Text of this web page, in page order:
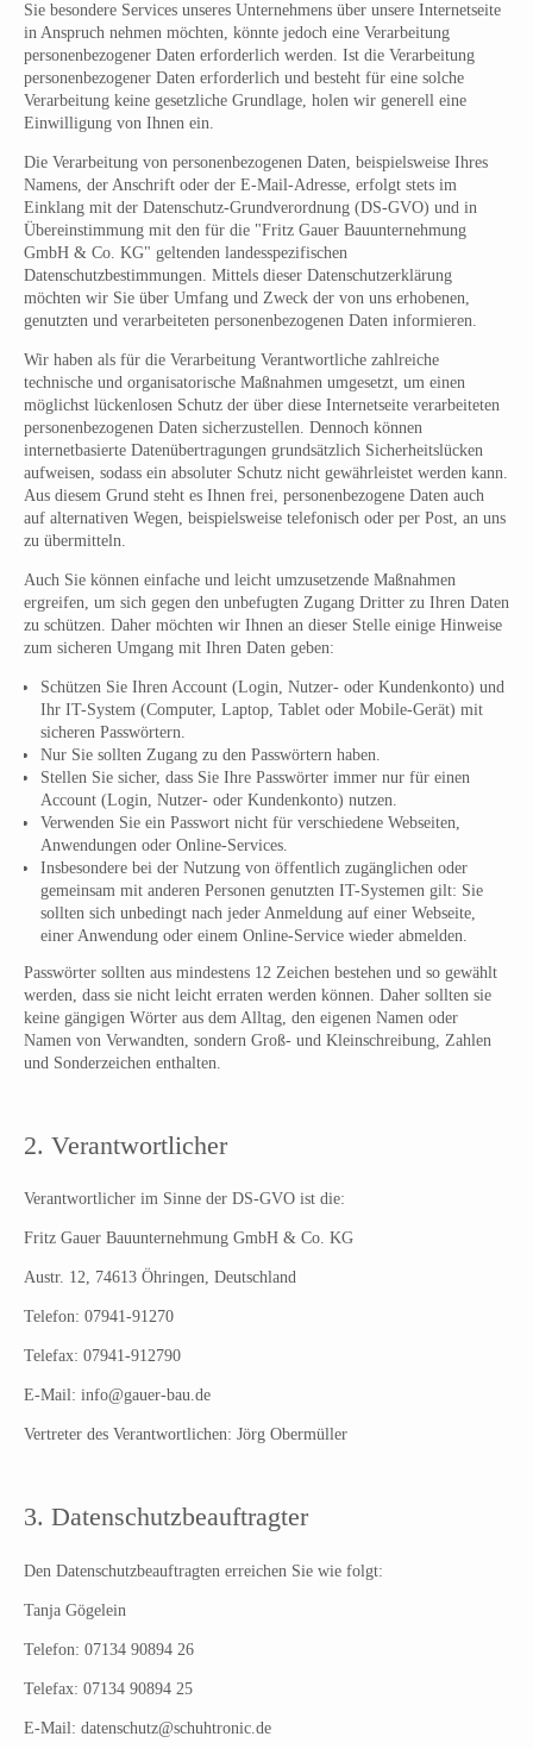
Sie besondere Services unseres Unternehmens über unsere Internetseite
in Anspruch nehmen möchten, könnte jedoch eine Verarbeitung
personenbezogener Daten erforderlich werden. Ist die Verarbeitung
personenbezogener Daten erforderlich und besteht für eine solche
Verarbeitung keine gesetzliche Grundlage, holen wir generell eine
Einwilligung von Ihnen ein.
Die Verarbeitung von personenbezogenen Daten, beispielsweise Ihres
Namens, der Anschrift oder der E-Mail-Adresse, erfolgt stets im
Einklang mit der Datenschutz-Grundverordnung (DS-GVO) und in
Übereinstimmung mit den für die "Fritz Gauer Bauunternehmung
GmbH & Co. KG" geltenden landesspezifischen
Datenschutzbestimmungen. Mittels dieser Datenschutzerklärung
möchten wir Sie über Umfang und Zweck der von uns erhobenen,
genutzten und verarbeiteten personenbezogenen Daten informieren.
Wir haben als für die Verarbeitung Verantwortliche zahlreiche
technische und organisatorische Maßnahmen umgesetzt, um einen
möglichst lückenlosen Schutz der über diese Internetseite verarbeiteten
personenbezogenen Daten sicherzustellen. Dennoch können
internetbasierte Datenübertragungen grundsätzlich Sicherheitslücken
aufweisen, sodass ein absoluter Schutz nicht gewährleistet werden kann.
Aus diesem Grund steht es Ihnen frei, personenbezogene Daten auch
auf alternativen Wegen, beispielsweise telefonisch oder per Post, an uns
zu übermitteln.
Auch Sie können einfache und leicht umzusetzende Maßnahmen
ergreifen, um sich gegen den unbefugten Zugang Dritter zu Ihren Daten
zu schützen. Daher möchten wir Ihnen an dieser Stelle einige Hinweise
zum sicheren Umgang mit Ihren Daten geben:
Schützen Sie Ihren Account (Login, Nutzer- oder Kundenkonto) und
Ihr IT-System (Computer, Laptop, Tablet oder Mobile-Gerät) mit
sicheren Passwörtern.
Nur Sie sollten Zugang zu den Passwörtern haben.
Stellen Sie sicher, dass Sie Ihre Passwörter immer nur für einen
Account (Login, Nutzer- oder Kundenkonto) nutzen.
Verwenden Sie ein Passwort nicht für verschiedene Webseiten,
Anwendungen oder Online-Services.
Insbesondere bei der Nutzung von öffentlich zugänglichen oder
gemeinsam mit anderen Personen genutzten IT-Systemen gilt: Sie
sollten sich unbedingt nach jeder Anmeldung auf einer Webseite,
einer Anwendung oder einem Online-Service wieder abmelden.
Passwörter sollten aus mindestens 12 Zeichen bestehen und so gewählt
werden, dass sie nicht leicht erraten werden können. Daher sollten sie
keine gängigen Wörter aus dem Alltag, den eigenen Namen oder
Namen von Verwandten, sondern Groß- und Kleinschreibung, Zahlen
und Sonderzeichen enthalten.
2. Verantwortlicher
Verantwortlicher im Sinne der DS-GVO ist die:
Fritz Gauer Bauunternehmung GmbH & Co. KG
Austr. 12, 74613 Öhringen, Deutschland
Telefon: 07941-91270
Telefax: 07941-912790
E-Mail: info@gauer-bau.de
Vertreter des Verantwortlichen: Jörg Obermüller
3. Datenschutzbeauftragter
Den Datenschutzbeauftragten erreichen Sie wie folgt:
Tanja Gögelein
Telefon: 07134 90894 26
Telefax: 07134 90894 25
E-Mail: datenschutz@schuhtronic.de